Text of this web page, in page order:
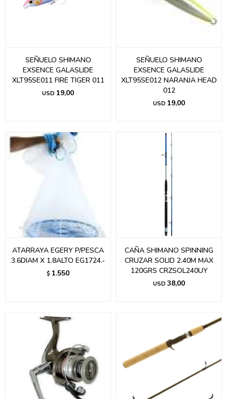
SEÑUELO SHIMANO
EXSENCE GALASLIDE
XLT95SE011 FIRE TIGER 011
USD 19,00
SEÑUELO SHIMANO
EXSENCE GALASLIDE
XLT95SE012 NARANJA HEAD
012
USD 19,00
ATARRAYA EGERY P/PESCA
3.6DIAM X 1.8ALTO EG1724.-
$ 1.550
CAÑA SHIMANO SPINNING
CRUZAR SOLID 2.40M MAX
120GRS CRZSOL240UY
USD 38,00